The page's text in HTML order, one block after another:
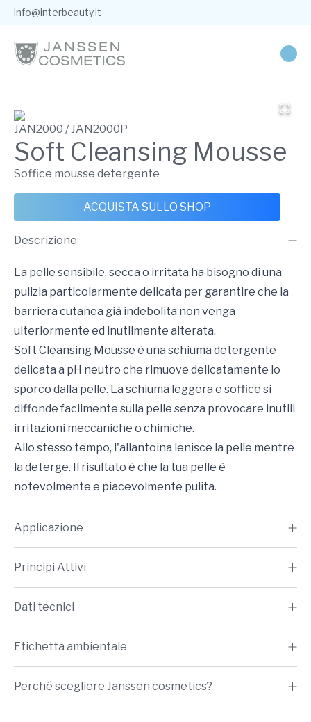
info@interbeauty.it
JAN2000 / JAN2000P
Soft Cleansing Mousse
Soffice mousse detergente
ACQUISTA SULLO SHOP
Descrizione
La pelle sensibile, secca o irritata ha bisogno di una
pulizia particolarmente delicata per garantire che la
barriera cutanea già indebolita non venga
ulteriormente ed inutilmente alterata.
Soft Cleansing Mousse è una schiuma detergente
delicata a pH neutro che rimuove delicatamente lo
sporco dalla pelle. La schiuma leggera e soffice si
diffonde facilmente sulla pelle senza provocare inutili
irritazioni meccaniche o chimiche.
Allo stesso tempo, l'allantoina lenisce la pelle mentre
la deterge. Il risultato è che la tua pelle è
notevolmente e piacevolmente pulita.
Applicazione
Principi Attivi
Dati tecnici
Etichetta ambientale
Perché scegliere Janssen cosmetics?